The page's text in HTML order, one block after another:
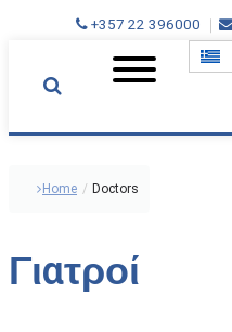
+357 22 396000
ΤΟ
ΜΑΣ
ΝΟΣΟΚΟΜΕΙΑΚΕΣ
ΙΑΤΡΙΚΟΣ
Home / Doctors
Γιατροί